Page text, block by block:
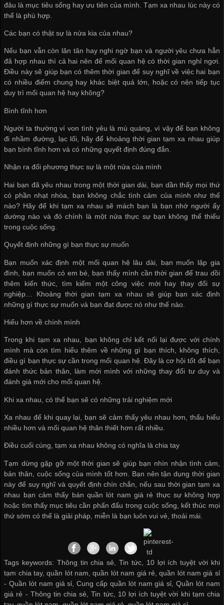
đâu là mục tiêu sống hay ưu tiên của mình. Tạm xa nhau lúc này có
thể là phù hợp.
Các bạn có thật sự là nửa kia của nhau?
Nếu bạn vẫn còn lăn tăn hay nghi ngờ bạn và người yêu chưa hẳn
đã hợp nhau thì cả hai nên để mối quan hệ có thời gian nghỉ ngơi.
Điều này sẽ giúp bạn có thêm thời gian để suy nghĩ về việc hai bạn
có nhiều điểm chung hay khác biệt quá lớn, hoặc có nên tiếp tục
duy trì mối quan hệ hay không?
Bình tĩnh hơn
Người ta thường ví von tình yêu là mù quáng, vì vậy để bạn không
đi nhầm đường, lạc lối, hãy để khoảng thời gian tạm xa nhau giúp
bạn bình tĩnh hơn và có những quyết định đúng đắn.
Nhận ra đối phương thực sự là một nửa của mình
Hai bạn đã yêu nhau trong một thời gian dài, bạn dần thấy mọi thứ
có phần nhạt nhòa, bạn không chắc tình cảm của mình như thế
nào? Hãy để khi tạm xa nhau sẽ mách bạn là bạn nhớ người ấy
dường nào và đó chính là một nửa thực sự bạn không thể thiếu
trong cuộc sống.
Quyết định những gì bạn thực sự muốn
Bạn muốn xác định một mối quan hệ lâu dài, bạn muốn lập gia
đình, bạn muốn có em bé, bạn thấy mình cần thời gian để trau dồi
thêm kiến thức, tìm kiếm một công việc mới hay thay đổi sự
nghiệp… Khoảng thời gian tạm xa nhau sẽ giúp bạn xác định
những gì thực sự muốn và bạn đạt được nó như thế nào.
Hiểu hơn về chính mình
Trong khi tạm xa nhau, bạn không chỉ kết nối lại được với chính
mình mà còn tìm hiểu thêm về những gì bạn thích, không thích,
điều gì bạn thực sự cần trong mối quan hệ. Đây là cơ hội tốt để bạn
đánh thức bản thân, làm mới mình với những thay đổi tư duy và
đánh giá mới cho mối quan hệ.
Khi xa nhau, có thể bạn sẽ có những trải nghiệm mới
Xa nhau để khi quay lại, bạn sẽ cảm thấy yêu nhau hơn, thấu hiểu
nhiều hơn và mối quan hệ thân thiết hơn rất nhiều.
Điều cuối cùng, tạm xa nhau không có nghĩa là chia tay
Tạm dừng gặp gỡ một thời gian sẽ giúp bạn nhìn nhận tình cảm,
bản thân, cuộc sống của mình tốt hơn. Bạn nên tận dụng thời gian
này để suy nghĩ và quyết định chín chắn, nếu sau thời gian tạm xa
nhau bạn cảm thấy bán quần lót nam giá rẻ thực sự không hợp
hoặc tìm thấy mục tiêu cần phấn đấu trong cuộc sống, kết thúc mọi
thứ sớm có thể là giải pháp, miễn là bạn luôn vui vẻ, thoải mái.
Tags keywords: Thông tin chia sẻ, Tin tức, 10 lợi ích tuyệt vời khi
tạm chia tay, quần lót nam, quần lót nam giá rẻ, quần lót nam giá sỉ
-Quần lót nam giá sỉ ,Cung cấp quần lót nam giá sỉ ,Quần lót nam
giá rẻ - Thông tin chia sẻ ,Tin tức, 10 lợi ích tuyệt vời khi tạm chia